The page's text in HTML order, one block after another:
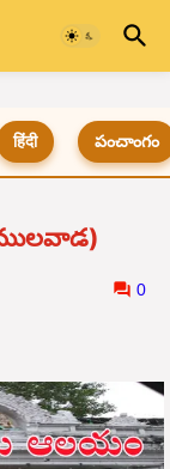
हिंदी పంచాంగం
0